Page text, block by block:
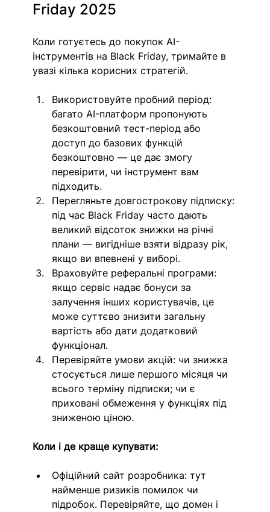
Friday 2025
Коли готуєтесь до покупок AI-
інструментів на Black Friday, тримайте в
увазі кілька корисних стратегій.
Використовуйте пробний період:
багато AI-платформ пропонують
безкоштовний тест-період або
доступ до базових функцій
безкоштовно — це дає змогу
перевірити, чи інструмент вам
підходить.
Перегляньте довгострокову підписку:
під час Black Friday часто дають
великий відсоток знижки на річні
плани — вигідніше взяти відразу рік,
якщо ви впевнені у виборі.
Враховуйте реферальні програми:
якщо сервіс надає бонуси за
залучення інших користувачів, це
може суттєво знизити загальну
вартість або дати додатковий
функціонал.
Перевіряйте умови акцій: чи знижка
стосується лише першого місяця чи
всього терміну підписки; чи є
приховані обмеження у функціях під
зниженою ціною.
Коли і де краще купувати:
Офіційний сайт розробника: тут
найменше ризиків помилок чи
підробок. Перевіряйте, що домен і